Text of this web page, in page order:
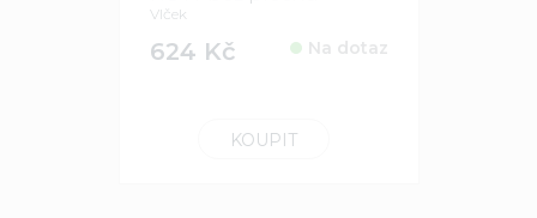
Vlček
624 Kč Na dotaz
KOUPIT